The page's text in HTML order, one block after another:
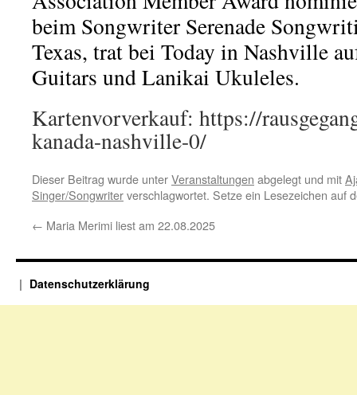
beim Songwriter Serenade
Texas, trat bei Today in Nashville
Guitars und Lanikai Ukuleles.
Kartenvorverkauf: https://
kanada-nashville-0/
Dieser Beitrag wurde unterVeranstaltungen abgelegt und mit
Singer/Songwriterverschlagwortet. Setze ein Lesezeichen auf
← Maria Merimi liest am 22.08.2025
Datenschutzerklärung